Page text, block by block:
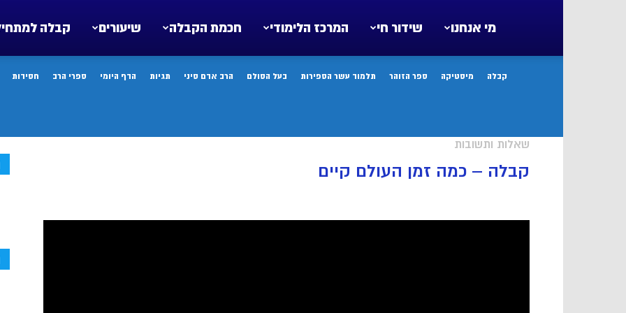
קבלה שיעורים חכמת הקבלה המרכז הלימודי שידור חי מי אנחנו
קבלה מיסטיקה ספר הזוהר תלמוד עשר הספירות בעל הסולם הרב אדם סיני תגיות הדף היומי ספרי הרב חסידות
שאלות ותשובות
קבלה – כמה זמן העולם קיים